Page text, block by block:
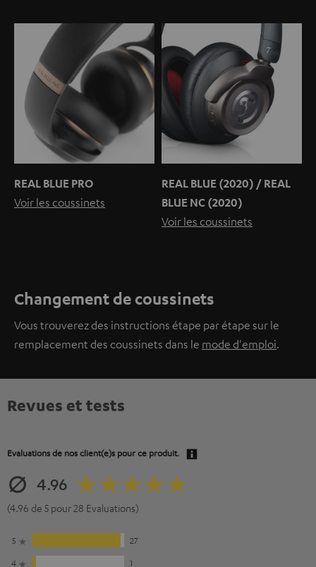
REAL BLUE PRO
Voir les coussinets
REAL BLUE (2020) / REAL
BLUE NC (2020)
Voir les coussinets
Changement de coussinets
Vous trouverez des instructions étape par étape sur le
remplacement des coussinets dans le mode d'emploi.
Revues et tests
Evaluations de nos client(e)s pour ce produit.
4.96
(4.96 de 5 pour 28 Evaluations)
5
27
4
1